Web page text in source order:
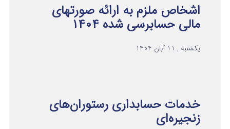
اشخاص ملزم به ارائه صورتهای
مالی حسابرسی شده ۱۴۰۴
یکشنبه , 11 آبان 1404
خدمات حسابداری رستوران‌های
زنجیره‌ای